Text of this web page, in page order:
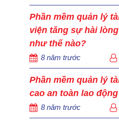
Phần mềm quản lý
viện tăng sự hài
như thế nào?
8 năm trước
Phần mềm quản lý
cao an toàn lao
8 năm trước